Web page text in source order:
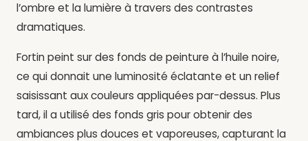
l’ombre et la lumière à travers des contrastes
dramatiques.
Fortin peint sur des fonds de peinture à l’huile noire,
ce qui donnait une luminosité éclatante et un relief
saisissant aux couleurs appliquées par-dessus. Plus
tard, il a utilisé des fonds gris pour obtenir des
ambiances plus douces et vaporeuses, capturant la